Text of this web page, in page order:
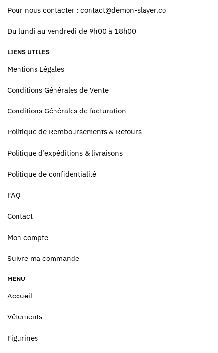
Pour nous contacter : contact@demon-slayer.co
Du lundi au vendredi de 9h00 à 18h00
LIENS UTILES
Mentions Légales
Conditions Générales de Vente
Conditions Générales de facturation
Politique de Remboursements & Retours
Politique d’expéditions & livraisons
Politique de confidentialité
FAQ
Contact
Mon compte
Suivre ma commande
MENU
Accueil
Vêtements
Figurines